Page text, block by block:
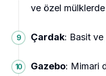
ve özel mülklerde
Çardak: Basit ve
Gazebo: Mimari